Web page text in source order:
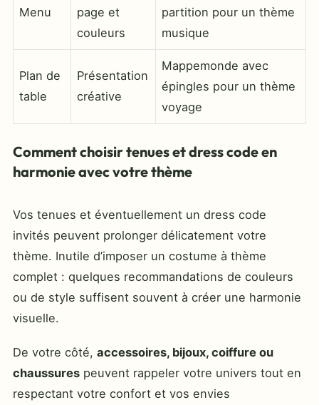
Menu
page et
couleurs
partition pour un thème
musique
Plan de
table
Présentation
créative
Mappemonde avec
épingles pour un thème
voyage
Comment choisir tenues et dress code en
harmonie avec votre thème
Vos tenues et éventuellement un dress code
invités peuvent prolonger délicatement votre
thème. Inutile d’imposer un costume à thème
complet : quelques recommandations de couleurs
ou de style suffisent souvent à créer une harmonie
visuelle.
De votre côté, accessoires, bijoux, coiffure ou
chaussures peuvent rappeler votre univers tout en
respectant votre confort et vos envies